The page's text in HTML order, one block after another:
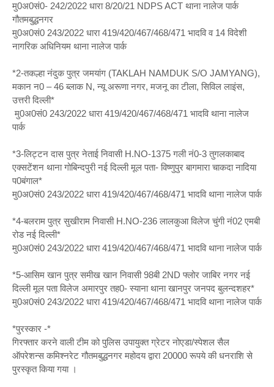
मु0अ0सं0- 242/2022 धारा 8/20/21 NDPS ACT थाना नालेज पार्क
गौतमबुद्धनगर
मु0अ0सं0 243/2022 धारा 419/420/467/468/471 भादवि व 14 विदेशी
नागरिक अधिनियम थाना नालेज पार्क
*2-तकल्हा नंदुक पुत्र जमयांग (TAKLAH NAMDUK S/O JAMYANG),
मकान न0 – 46 ब्लाक N, न्यू अरूणा नगर, मजनू का टीला, सिविल लाइंस,
उत्तरी दिल्ली*
मु0अ0सं0 243/2022 धारा 419/420/467/468/471 भादवि थाना नालेज
पार्क
*3-लिट्टन दास पुत्र नेताई निवासी H.NO-1375 गली नं0-3 तुगलकाबाद
एक्सटेंशन थाना गोबिन्दपुरी नई दिल्ली मूल पता- विष्णुपुर बागमारा चाकदा नादिया
प0बंगाल*
मु0अ0सं0 243/2022 धारा 419/420/467/468/471 भादवि थाना नालेज पार्क
*4-बलराम पुत्र सुखीराम निवासी H.NO-236 लालकुआ विलेज चुंगी नं02 एमबी
रोड नई दिल्ली*
मु0अ0सं0 243/2022 धारा 419/420/467/468/471 भादवि थाना नालेज पार्क
*5-आसिम खान पुत्र समीख खान निवासी 98बी 2ND फ्लोर जाबिर नगर नई
दिल्ली मूल पता विलेज अमारपुर तह0- स्याना थाना खानपुर जनपद बुलन्दशहर*
मु0अ0सं0 243/2022 धारा 419/420/467/468/471 भादवि थाना नालेज पार्क
*पुरस्कार -*
गिरफ्तार करने वाली टीम को पुलिस उपायुक्त ग्रेटर नोएडा/स्पेशल सैल
ऑपरेशन्स कमिश्नरेट गौतमबुद्धनगर महोदय द्वारा 20000 रूपये की धनराशि से
पुरस्कृत किया गया ।